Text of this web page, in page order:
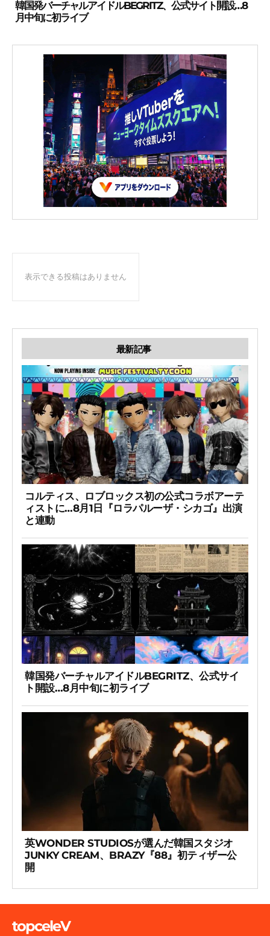
韓国発バーチャルアイドルBEGRITZ、公式サイト開設…8
月中旬に初ライブ
表示できる投稿はありません
最新記事
コルティス、ロブロックス初の公式コラボアーテ
ィストに…8月1日『ロラパルーザ・シカゴ』出演
と連動
韓国発バーチャルアイドルBEGRITZ、公式サイ
ト開設…8月中旬に初ライブ
英WONDER STUDIOSが選んだ韓国スタジオ
JUNKY CREAM、BRAZY『88』初ティザー公
開
topceleV